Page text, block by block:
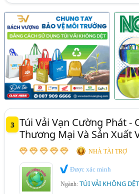
3 Túi Vải Vạn Cường Phát -
Thương Mại Và Sản Xuất
NHÀ TÀI TRỢ
Được xác minh
Ngành:TÚI VẢI KHÔNG DỆT